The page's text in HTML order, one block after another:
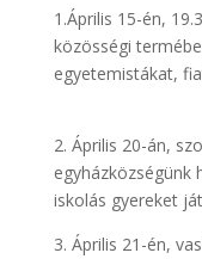
1.Április 15-én,
közösségi
egyetemistákat,
2. Április 20-án,
egyházközségünk
iskolás gyereket
3. Április 21-én,